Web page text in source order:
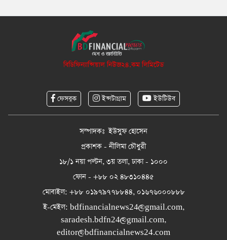
বিডিফিন্যান্সিয়াল নিউজ২৪.কম লিমিটেড
ফেসবুক ইন্সটাগ্রাম ইউটিউব
সম্পাদকঃ ইউসুফ হোসেন
প্রকাশক - নীলিমা চৌধুরী
১৮/১ নয়া পল্টন, ৩য় তলা, ঢাকা - ১০০০
ফোন - +৮৮ ০২ ৪৮৩১০৪৪৫
মোবাইল: +৮৮ ০১৯৭৯৭৭৮৮৪৪, ০১৬৭৬০০০৮৮৮
ই-মেইল: bdfinancialnews24@gmail.com,
saradesh.bdfn24@gmail.com,
editor@bdfinancialnews24.com